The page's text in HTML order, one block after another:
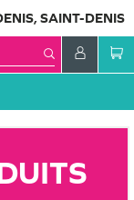
SAINT-DENIS